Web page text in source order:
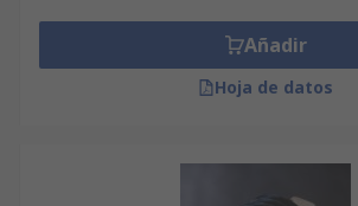
Añadir
Hoja de datos